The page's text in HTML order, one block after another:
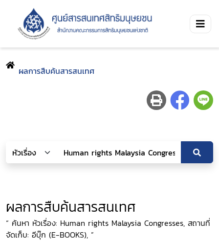
ผลการสืบค้นสารสนเทศ
ผลการสืบค้นสารสนเทศ
“ ค้นหา หัวเรื่อง: Human rights Malaysia Congresses, สถานที่
จัดเก็บ: อีบุ๊ก (E-BOOKS), ”